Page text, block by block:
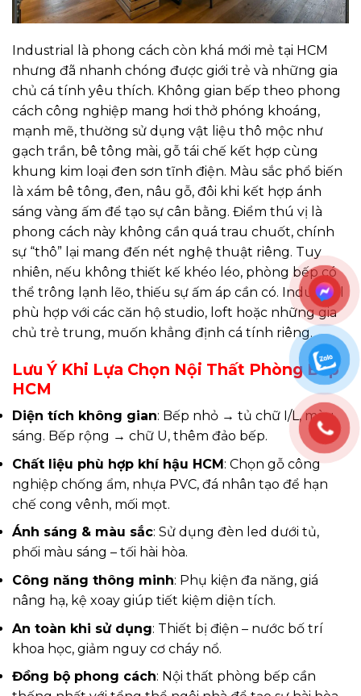
Industrial là phong cách còn khá mới mẻ tại HCM
nhưng đã nhanh chóng được giới trẻ và những gia
chủ cá tính yêu thích. Không gian bếp theo phong
cách công nghiệp mang hơi thở phóng khoáng,
mạnh mẽ, thường sử dụng vật liệu thô mộc như
gạch trần, bê tông mài, gỗ tái chế kết hợp cùng
khung kim loại đen sơn tĩnh điện. Màu sắc phổ biến
là xám bê tông, đen, nâu gỗ, đôi khi kết hợp ánh
sáng vàng ấm để tạo sự cân bằng. Điểm thú vị là
phong cách này không cần quá trau chuốt, chính
sự “thô” lại mang đến nét nghệ thuật riêng. Tuy
nhiên, nếu không thiết kế khéo léo, phòng bếp có
thể trông lạnh lẽo, thiếu sự ấm áp cần có. Industrial
phù hợp với các căn hộ studio, loft hoặc những gia
chủ trẻ trung, muốn khẳng định cá tính riêng.
Lưu Ý Khi Lựa Chọn Nội Thất Phòng Bếp
HCM
Diện tích không gian: Bếp nhỏ → tủ chữ I/L, màu
sáng. Bếp rộng → chữ U, thêm đảo bếp.
Chất liệu phù hợp khí hậu HCM: Chọn gỗ công
nghiệp chống ẩm, nhựa PVC, đá nhân tạo để hạn
chế cong vênh, mối mọt.
Ánh sáng & màu sắc: Sử dụng đèn led dưới tủ,
phối màu sáng – tối hài hòa.
Công năng thông minh: Phụ kiện đa năng, giá
nâng hạ, kệ xoay giúp tiết kiệm diện tích.
An toàn khi sử dụng: Thiết bị điện – nước bố trí
khoa học, giảm nguy cơ cháy nổ.
Đồng bộ phong cách: Nội thất phòng bếp cần